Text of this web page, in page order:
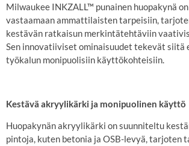
Milwaukee INKZALL™ punainen huopakynä
vastaamaan ammattilaisten tarpeisiin,
kestävän ratkaisun merkintätehtäviin
Sen innovatiiviset ominaisuudet tekevät siitä
työkalun monipuolisiin käyttökohteisiin.
Kestävä akryylikärki ja monipuolinen käyttö
Huopakynän akryylikärki on suunniteltu
pintoja, kuten betonia ja OSB-levyä, tarjoten